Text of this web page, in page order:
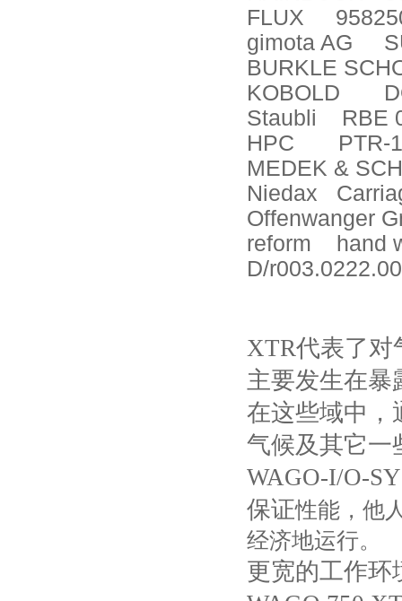
FLUX
gimota AG
BURKLE
KOBOLD
Staubli
RBE
HPC
PTR-
MEDEK &
Niedax
Offenwanger
reform
hand
D/
XTR代表了对
主要发生在暴
在这些域中，
气候及其它一
WAGO-I/O-
保证性能，他
经济地运行。
更宽的工作环